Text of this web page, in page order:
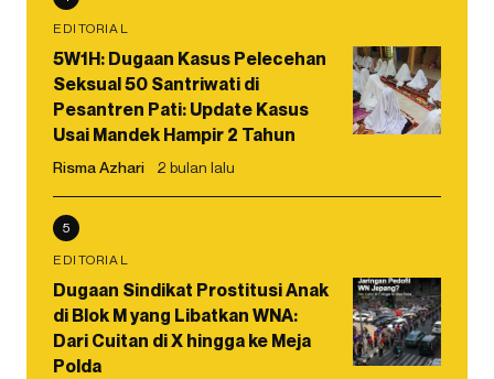
EDITORIAL
5W1H: Dugaan Kasus Pelecehan
Seksual 50 Santriwati di
Pesantren Pati: Update Kasus
Usai Mandek Hampir 2 Tahun
Risma Azhari 2 bulan lalu
5
EDITORIAL
Dugaan Sindikat Prostitusi Anak
di Blok M yang Libatkan WNA:
Dari Cuitan di X hingga ke Meja
Polda